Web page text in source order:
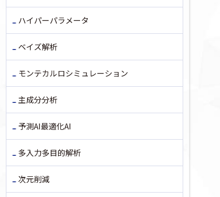
ハイパーパラメータ
ベイズ解析
モンテカルロシミュレーション
主成分分析
予測AI最適化AI
多入力多目的解析
次元削減